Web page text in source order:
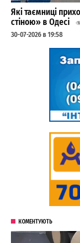
Які таємниці
стіною» в Одесі
30-07-2026 в 19:58
КОМЕНТУЮТЬ